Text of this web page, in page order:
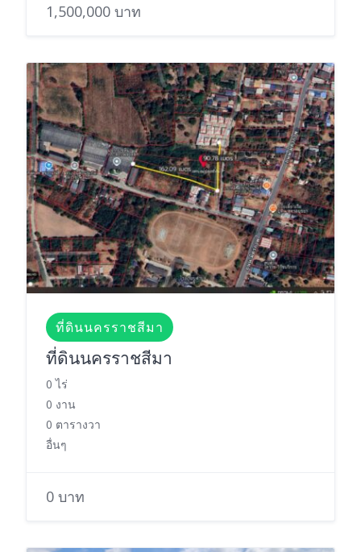
1,500,000 บาท
ที่ดินนครราชสีมา
ที่ดินนครราชสีมา
0 ไร่
0 งาน
0 ตารางวา
อื่นๆ
0 บาท